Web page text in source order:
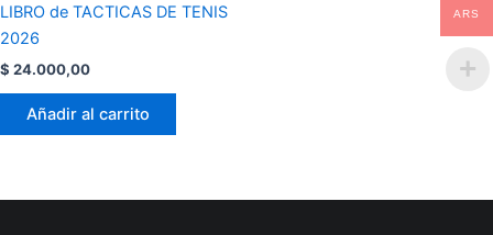
LIBRO de TACTICAS DE TENIS
2026
$ 24.000,00
Añadir al carrito
ARS